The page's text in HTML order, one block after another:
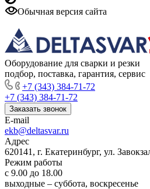
Обычная версия сайта
Оборудование для сварки и резки
подбор, поставка, гарантия, сервис
+7 (343) 384-71-72
+7 (343) 384-71-72
Заказать звонок
E-mail
ekb@deltasvar.ru
Адрес
620141, г. Екатеринбург, ул.
Режим работы
с 9.00 до 18.00
выходные – суббота, воскресенье